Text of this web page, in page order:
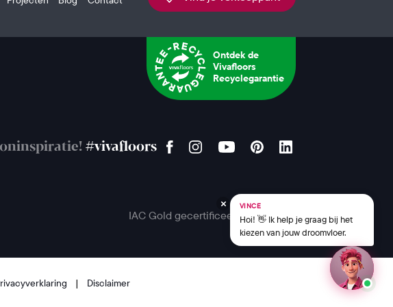
Ontdek de
Vivafloors
Recyclegarantie
#vivafloors
IAC Gold gecertificeerd
| Disclaimer
VINCE
Hoi! 👋 Ik help je graag bij het
kiezen van jouw droomvloer.